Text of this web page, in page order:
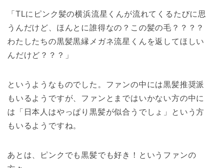
「TLにピンク髪の横浜流星くんが流れてくるたびに思
うんだけど、ほんとに誰得なの？この髪の毛？？？？
わたしたちの黒髪黒縁メガネ流星くんを返してほしい
んだけど？？？」
というようなものでした。ファンの中には黒髪推奨派
もいるようですが、ファンとまではいかない方の中に
は「日本人はやっぱり黒髪が似合うでしょ」という方
もいるようですね。
あとは、ピンクでも黒髪でも好き！というファンの